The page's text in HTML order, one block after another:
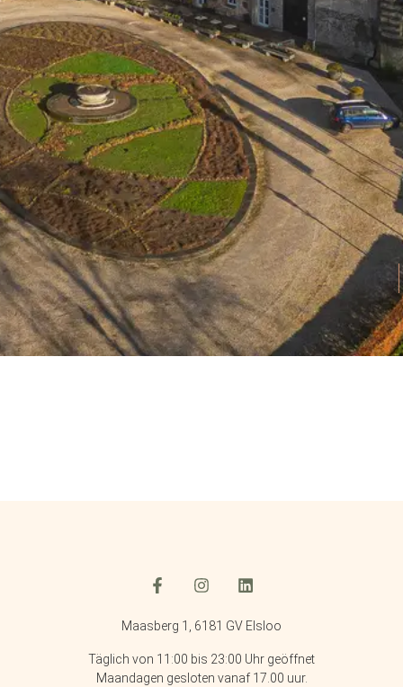
Maasberg 1, 6181 GV Elsloo
Täglich von 11:00 bis 23:00 Uhr geöffnet
Maandagen gesloten vanaf 17.00 uur.